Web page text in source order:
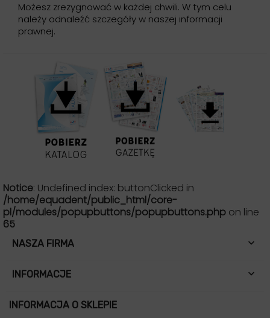
Możesz zrezygnować w każdej chwili. W tym celu
należy odnaleźć szczegóły w naszej informacji
prawnej.
Notice: Undefined index: buttonClicked in
/home/equadent/public_html/core-
pl/modules/popupbuttons/popupbuttons.php on line
65
NASZA FIRMA 
INFORMACJE 
INFORMACJA O SKLEPIE